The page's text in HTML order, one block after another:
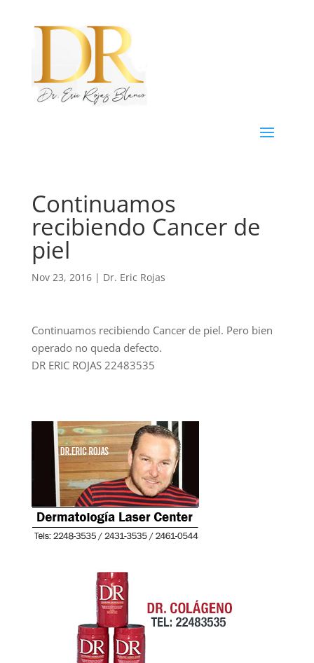
Continuamos
recibiendo Cancer de
piel
Nov 23, 2016| Dr. Eric Rojas
Continuamos recibiendo Cancer de piel. Pero bien
operado no queda defecto.
DR ERIC ROJAS 22483535